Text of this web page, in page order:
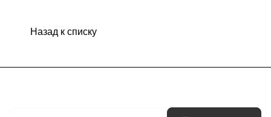
Назад к списку